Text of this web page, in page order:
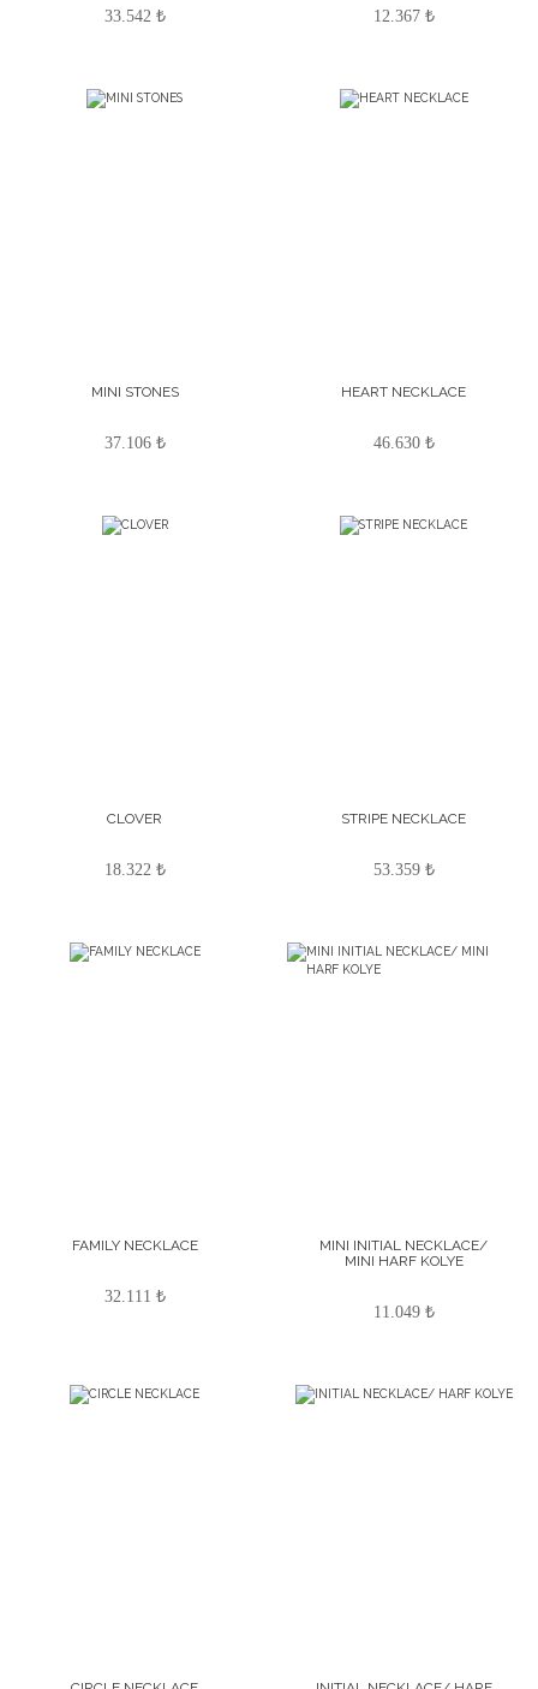
33.542 ₺ 12.367 ₺
MINI STONES
37.106 ₺
HEART NECKLACE
46.630 ₺
CLOVER
18.322 ₺
STRIPE NECKLACE
53.359 ₺
FAMILY NECKLACE
32.111 ₺
MINI INITIAL NECKLACE/
MINI HARF KOLYE
11.049 ₺